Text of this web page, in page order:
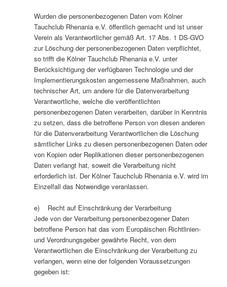
Wurden die personenbezogenen Daten vom Kölner
Tauchclub Rhenania e.V. öffentlich gemacht und ist unser
Verein als Verantwortlicher gemäß Art. 17 Abs. 1 DS-GVO
zur Löschung der personenbezogenen Daten verpflichtet,
so trifft die Kölner Tauchclub Rhenania e.V. unter
Berücksichtigung der verfügbaren Technologie und der
Implementierungskosten angemessene Maßnahmen, auch
technischer Art, um andere für die Datenverarbeitung
Verantwortliche, welche die veröffentlichten
personenbezogenen Daten verarbeiten, darüber in Kenntnis
zu setzen, dass die betroffene Person von diesen anderen
für die Datenverarbeitung Verantwortlichen die Löschung
sämtlicher Links zu diesen personenbezogenen Daten oder
von Kopien oder Replikationen dieser personenbezogenen
Daten verlangt hat, soweit die Verarbeitung nicht
erforderlich ist. Der Kölner Tauchclub Rhenania e.V. wird im
Einzelfall das Notwendige veranlassen.
e) Recht auf Einschränkung der Verarbeitung
Jede von der Verarbeitung personenbezogener Daten
betroffene Person hat das vom Europäischen Richtlinien-
und Verordnungsgeber gewährte Recht, von dem
Verantwortlichen die Einschränkung der Verarbeitung zu
verlangen, wenn eine der folgenden Voraussetzungen
gegeben ist: